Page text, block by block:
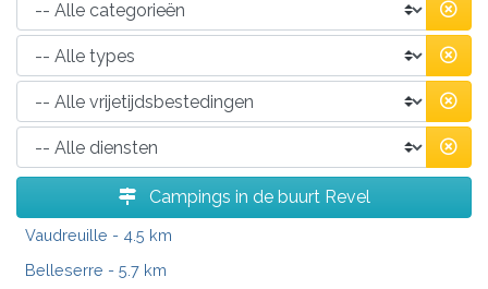
Campings in de buurt Revel
Vaudreuille - 4.5 km
Belleserre - 5.7 km